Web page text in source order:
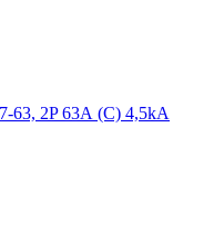
63, 2P 63А (C) 4,5kA